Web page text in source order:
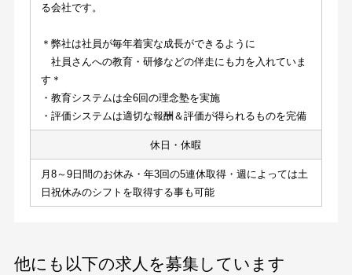
る会社です。
＊弊社は社員が毎年着実な成長ができるように
社員さんへの教育・研修などの伴走にも力を入れていま
す＊
・教育システムは全6回の理念塾を実施
・評価システムは適切な報酬＆評価が得られるものを完備
休日・休暇
月8～9日間のお休み・年3回の5連休取得・週によっては土
日祝休みのシフトを取得する事も可能
他にも以下の求人を募集しています